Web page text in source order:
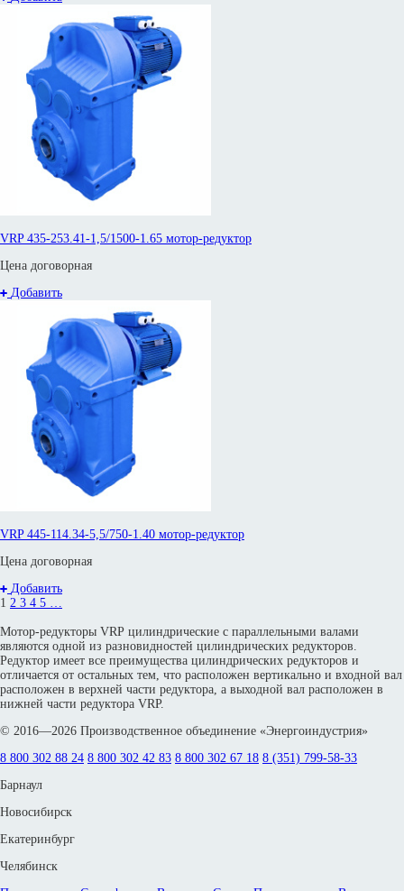
VRP 435-253.41-1,5/1500-1.65 мотор-редуктор
Цена договорная
Добавить
VRP 445-114.34-5,5/750-1.40 мотор-редуктор
Цена договорная
Добавить
1 2 3 4 5
Мотор-редукторы VRP цилиндрические с параллельными валами
являются одной из разновидностей цилиндрических редукторов.
Редуктор имеет все преимущества цилиндрических редукторов и
отличается от остальных тем, что расположен вертикально и входной вал
расположен в верхней части редуктора, а выходной вал расположен в
нижней части редуктора VRP.
© 2016—2026 Производственное объединение «Энергоиндустрия»
8 800 302 88 24 8 800 302 42 83 8 800 302 67 18 8 (351) 799-58-33
Барнаул
Новосибирск
Екатеринбург
Челябинск